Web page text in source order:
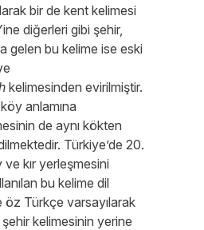
bir de kent kelimesi
diğerleri gibi şehir,
gelen bu kelime ise eski
kelimesinden evirilmiştir.
anlamına
de aynı kökten
Türkiye’de 20.
kır yerleşmesini
bu kelime dil
öz Türkçe varsayılarak
şehir kelimesinin yerine